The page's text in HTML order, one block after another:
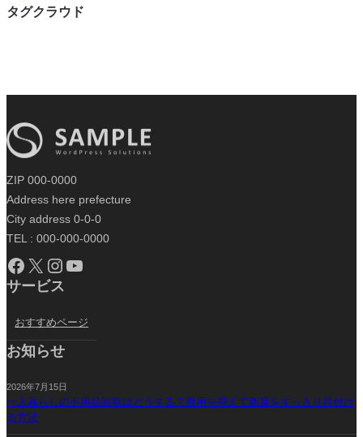
タグクラウド
ZIP 000-0000
Address here prefecture
City address 0-0-0
TEL : 000-000-0000
Facebook X Instagram YouTube
サービス
おすすめページ
お知らせ
2026年7月15日
一人暮らしの不用品回収はどうする？費用を抑えて部屋をすっきり片付け
る方法